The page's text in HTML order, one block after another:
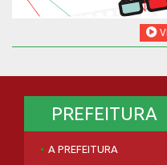
PREFEITURA
A PREFEITURA